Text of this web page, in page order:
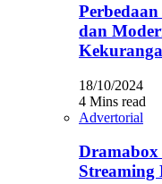
dan
18/10/2024
4 Mins read
Advertorial
Streaming